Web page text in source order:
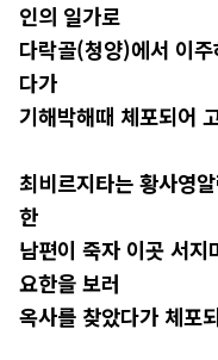
인의 일가로
다락골(청양)에서 이
다가
기해박해때 체포되어
최비르지타는 황사영
한
남편이 죽자 이곳 서지
요한을 보러
옥사를 찾았다가 체포